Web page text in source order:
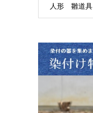
人形 雛道具